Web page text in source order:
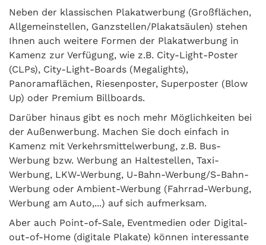
Neben der klassischen Plakatwerbung (Großflächen,
Allgemeinstellen, Ganzstellen/Plakatsäulen) stehen
Ihnen auch weitere Formen der Plakatwerbung in
Kamenz zur Verfügung, wie z.B. City-Light-Poster
(CLPs), City-Light-Boards (Megalights),
Panoramaflächen, Riesenposter, Superposter (Blow
Up) oder Premium Billboards.
Darüber hinaus gibt es noch mehr Möglichkeiten bei
der Außenwerbung. Machen Sie doch einfach in
Kamenz mit Verkehrsmittelwerbung, z.B. Bus-
Werbung bzw. Werbung an Haltestellen, Taxi-
Werbung, LKW-Werbung, U-Bahn-Werbung/S-Bahn-
Werbung oder Ambient-Werbung (Fahrrad-Werbung,
Werbung am Auto,...) auf sich aufmerksam.
Aber auch Point-of-Sale, Eventmedien oder Digital-
out-of-Home (digitale Plakate) können interessante